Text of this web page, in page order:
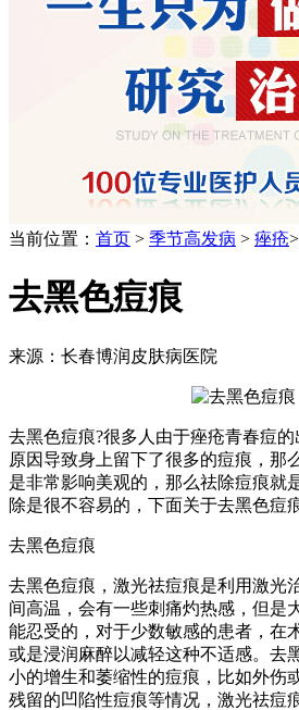
当前位置： 首页 > 季节高发病 > 痤疮
去黑色痘痕
来源：长春博润皮肤病医院
去黑色痘痕?很多人由于痤疮青春痘
原因导致身上留下了很多的痘痕，那
是非常影响美观的，那么祛除痘痕就
除是很不容易的，下面关于去黑色痘
去黑色痘痕
去黑色痘痕，激光祛痘痕是利用激光
间高温，会有一些刺痛灼热感，但是
能忍受的，对于少数敏感的患者，在
或是浸润麻醉以减轻这种不适感。去
小的增生和萎缩性的痘痕，比如外伤
残留的凹陷性痘痕等情况，激光祛痘